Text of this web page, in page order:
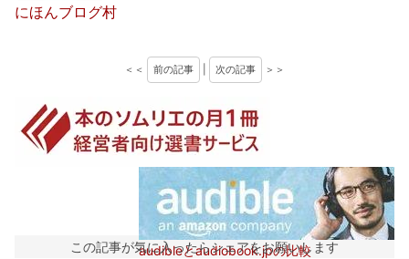
にほんブログ村
＜＜ 前の記事 次の記事 ＞＞
audibleとaudiobook.jpの比較
この記事が気に入ったらシェアをお願いします